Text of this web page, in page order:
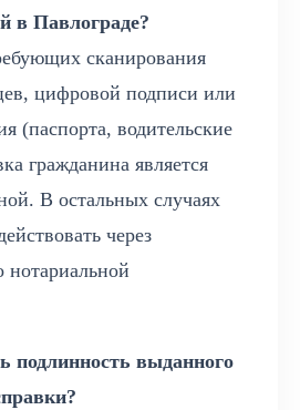
в Павлограде?
сканирования
цифровой подписи или
(паспорта, водительские
гражданина является
В остальных случаях
через
нотариальной
подлинность выданного